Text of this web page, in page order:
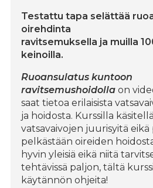
Testattu tapa selättää
oirehdinta
ravitsemuksella ja muilla
keinoilla.
Ruoansulatus kuntoon
ravitsemushoidollaon
saat tietoa erilaisista
ja hoidosta. Kurssilla
vatsavaivojen juurisyitä
pelkästään oireiden
hyvin yleisiä eikä niitä
tehtävissä paljon, tältä
käytännön ohjeita!